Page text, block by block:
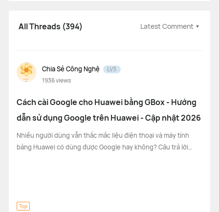
Mate Series Pura Series nova Series
WATCH Ultimate Series WATCH GT Series
WATCH Series WATCH FIT Series Band Series
Gallery
All Threads (394) Latest Comment
Chia Sẻ Công Nghệ
LV3
1936views
Cách cài Google cho Huawei bằng GBox - Hướng
dẫn sử dụng Google trên Huawei - Cập nhật 2026
Nhiều người dùng vẫn thắc mắc liệu điện thoại và máy tính
bảng Huawei có dùng được Google hay không? Câu trả lời
Top